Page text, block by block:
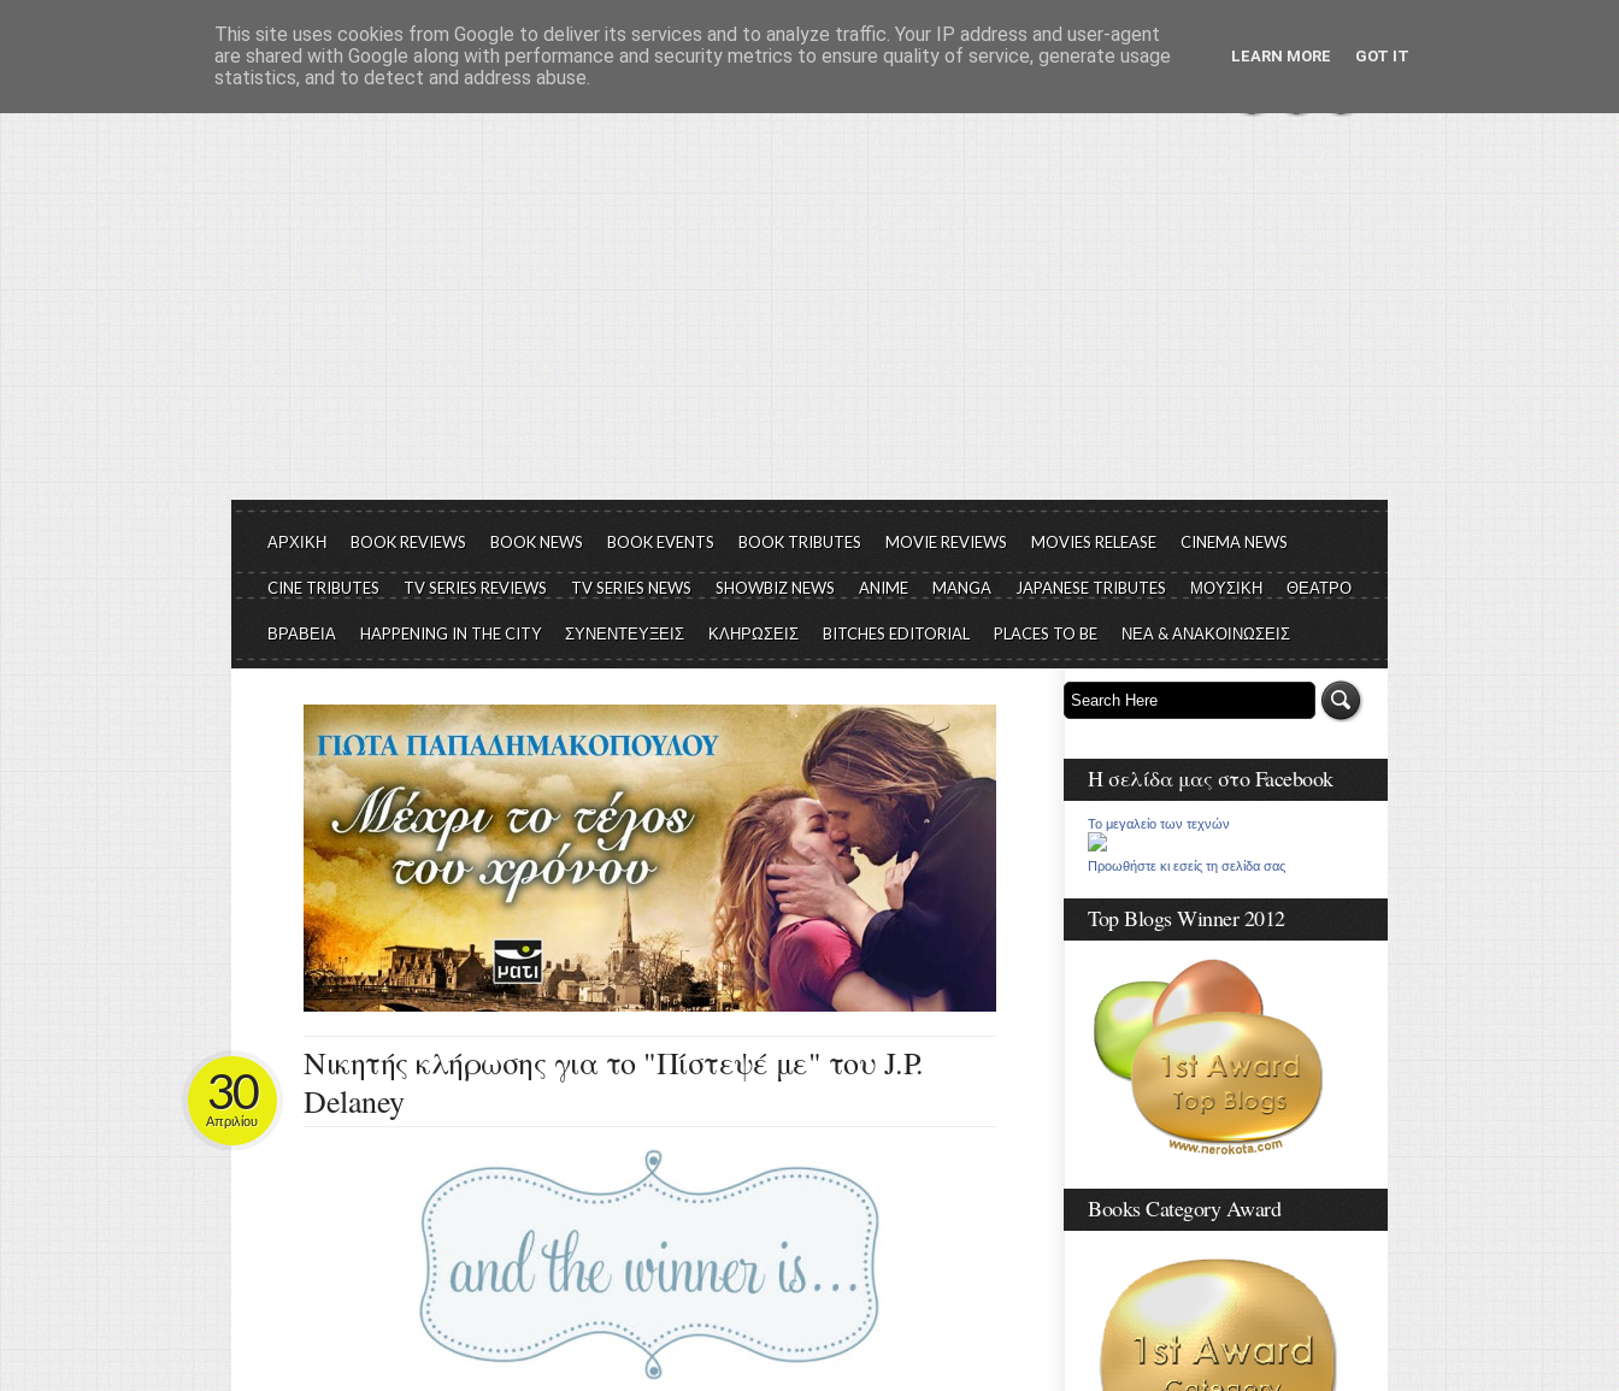
Το μεγαλείο των Τεχνών...
Είμαστε πάντα εδώ για να μιλάμε για τον πολιτισμό, σε κάθε του μορφή και έκταση...
ΑΡΧΙΚΗ BOOK REVIEWS BOOK NEWS BOOK EVENTS BOOK TRIBUTES MOVIE REVIEWS MOVIES RELEASE CINEMA NEWS
CINE TRIBUTES TV SERIES REVIEWS TV SERIES NEWS SHOWBIZ NEWS ANIME MANGA JAPANESE TRIBUTES ΜΟΥΣΙΚΗ ΘΕΑΤΡΟ
ΒΡΑΒΕΙΑ HAPPENING IN THE CITY ΣΥΝΕΝΤΕΥΞΕΙΣ ΚΛΗΡΩΣΕΙΣ BITCHES EDITORIAL PLACES TO BE ΝΕΑ & ΑΝΑΚΟΙΝΩΣΕΙΣ
Νικητής κλήρωσης για το "Πίστεψέ με" του J.P.
Delaney
30
Απριλίου
Η σελίδα μας στο Facebook
Το μεγαλείο των τεχνών
Προωθήστε κι εσείς τη σελίδα σας
Top Blogs Winner 2012
Books Category Award
This site uses cookies from Google to deliver its services and to analyze traffic. Your IP address and user-agent
are shared with Google along with performance and security metrics to ensure quality of service, generate usage
statistics, and to detect and address abuse.
LEARN MORE GOT IT